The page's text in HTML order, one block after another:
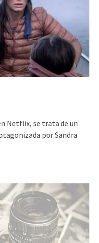
Netflix, se trata de un
por Sandra